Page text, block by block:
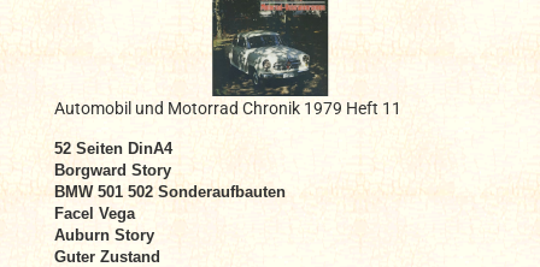
Automobil und Motorrad Chronik 1979 Heft 11
52 Seiten DinA4
Borgward Story
BMW 501 502 Sonderaufbauten
Facel Vega
Auburn Story
Guter Zustand